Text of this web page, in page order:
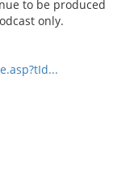
to be produced
only.